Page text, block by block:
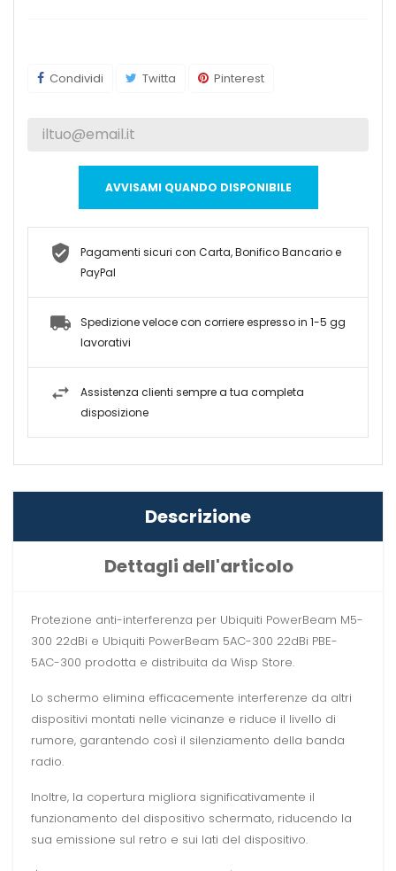
Condividi Twitta Pinterest
AVVISAMI QUANDO DISPONIBILE
Pagamenti sicuri con Carta, Bonifico Bancario e
PayPal
Spedizione veloce con corriere espresso in 1-5 gg
lavorativi
Assistenza clienti sempre a tua completa
disposizione
Descrizione
Dettagli dell'articolo
Protezione anti-interferenza per Ubiquiti PowerBeam M5-
300 22dBi e Ubiquiti PowerBeam 5AC-300 22dBi PBE-
5AC-300 prodotta e distribuita da Wisp Store.
Lo schermo elimina efficacemente interferenze da altri
dispositivi montati nelle vicinanze e riduce il livello di
rumore, garantendo così il silenziamento della banda
radio.
Inoltre, la copertura migliora significativamente il
funzionamento del dispositivo schermato, riducendo la
sua emissione sul retro e sui lati del dispositivo.